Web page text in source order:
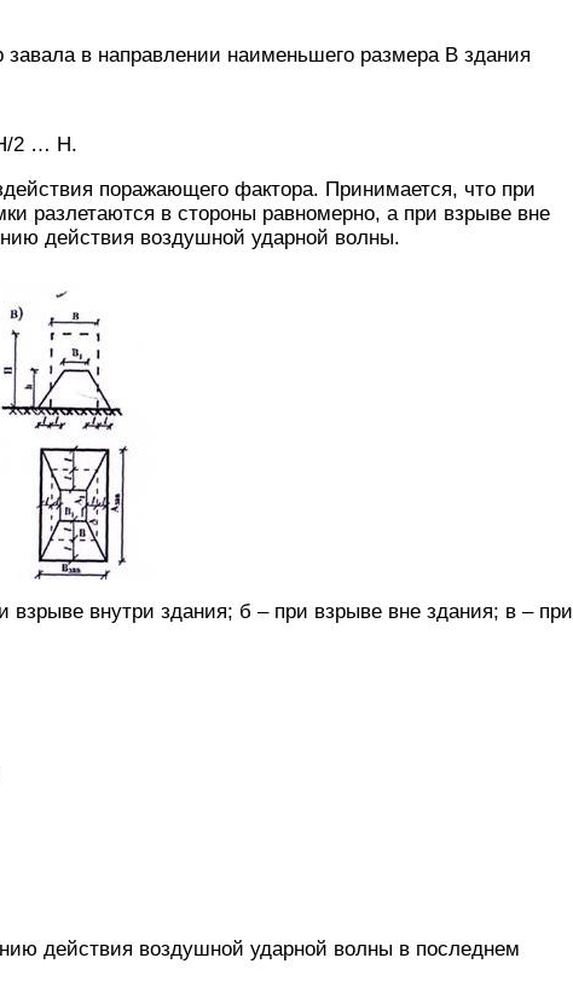
в направлении наименьшего размера В здания
Н/2 … Н.
поражающего фактора. Принимается, что при
разлетаются в стороны равномерно, а при взрыве вне
действия воздушной ударной волны.
внутри здания; б – при взрыве вне здания; в – при
действия воздушной ударной волны в последнем